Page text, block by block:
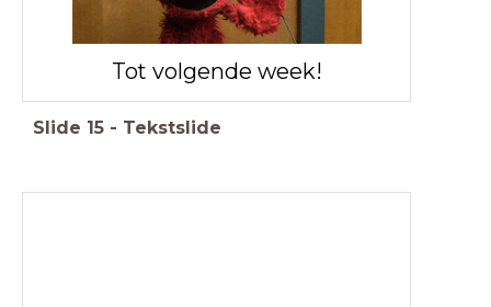
Tot volgende week!
Slide 15 - Tekstslide